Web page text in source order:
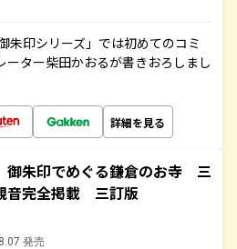
朱印シリーズ」では初めてのコミ
ーター柴田かおるが書きおろしまし
詳細を見る
朱印でめぐる鎌倉のお寺 三
音完全掲載 三訂版
発売